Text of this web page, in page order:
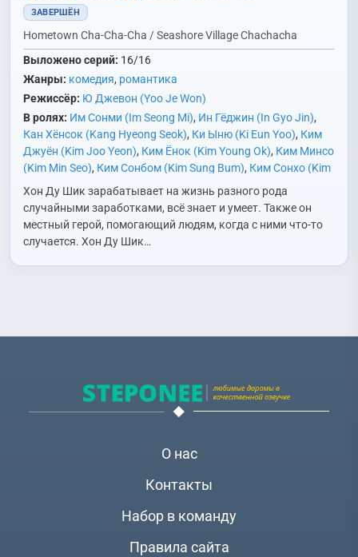
ЗАВЕРШЁН
Hometown Cha-Cha-Cha / Seashore Village Chachacha
Выложено серий: 16/16
Жанры: комедия, романтика
Режиссёр: Ю Джевон (Yoo Je Won)
В ролях: Им Сонми (Im Seong Mi), Ин Гёджин (In Gyo Jin),
Кан Хёнсок (Kang Hyeong Seok), Ки Ыню (Ki Eun Yoo), Ким
Джуён (Kim Joo Yeon), Ким Ёнок (Kim Young Ok), Ким Минсо
(Kim Min Seo), Ким Сонбом (Kim Sung Bum), Ким Сонхо (Kim
Sun Ho) ,Ко Доён (Go Do Yeon)
Ли Ёни (Lee Yong Yi)
Ли Сани (Lee Sang Yi)
Ли Сокхён (Lee
Seok Hyeong)
Пак Еён (Park Ye Young)
Пён Сонтэ (Byun
Пэк Сын (Baek Seung)
Син Синэ (Shin Shin Ae)
(Woo Mi Hwa),Чин Ёнук (Jin Yong Wook),Чо Ханчхоль (Jo
Хон Ду Шик зарабатывает на жизнь разного рода
случайными заработками, всё знает и умеет. Также он
местный герой, помогающий людям, когда с ними что-то
случается. Хон Ду Шик…
О нас
Контакты
Набор в команду
Правила сайта